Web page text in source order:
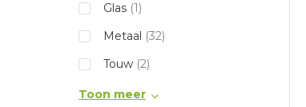
Glas (1)
Metaal (32)
Touw (2)
Toon meer